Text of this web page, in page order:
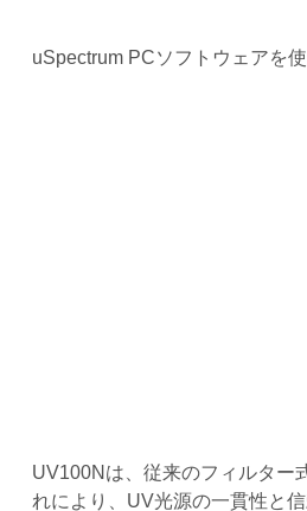
uSpectrum PCソフトウェアを
UV100Nは、従来のフィルター
れにより、UV光源の一貫性と